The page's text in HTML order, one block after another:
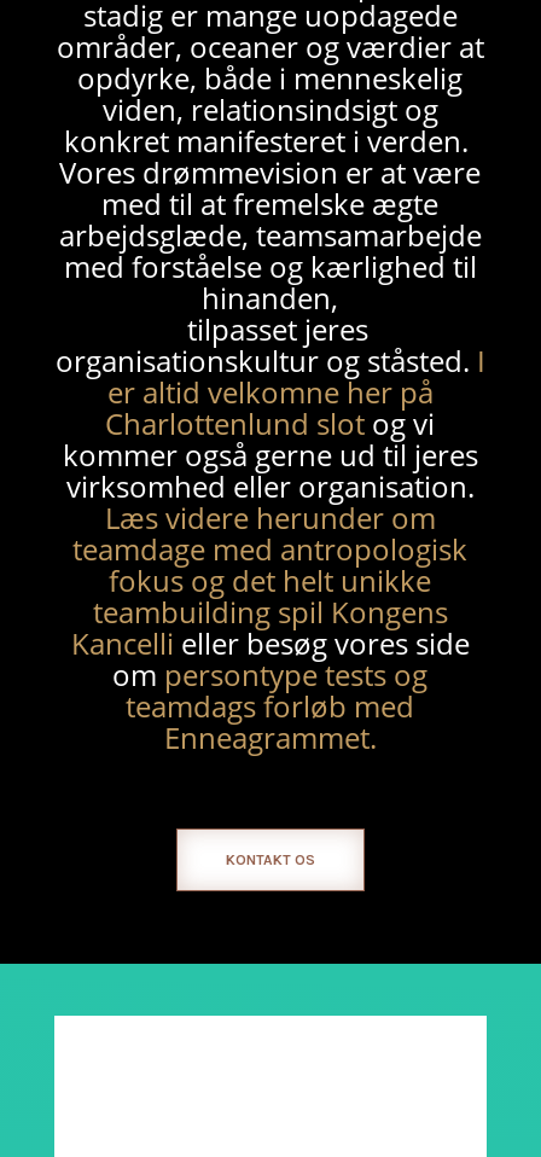
stadig er mange uopdagede
områder, oceaner og værdier at
opdyrke, både i menneskelig
viden, relationsindsigt og
konkret manifesteret i verden.
Vores drømmevision er at være
med til at fremelske ægte
arbejdsglæde, teamsamarbejde
med forståelse og kærlighed til
hinanden,
tilpasset jeres
organisationskultur og ståsted. I
er altid velkomne her på
Charlottenlund slot og vi
kommer også gerne ud til jeres
virksomhed eller organisation.
Læs videre herunder om
teamdage med antropologisk
fokus og det helt unikke
teambuilding spil Kongens
Kancelli eller besøg vores side
om persontype tests og
teamdags forløb med
Enneagrammet.
KONTAKT OS